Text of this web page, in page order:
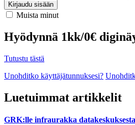
Kirjaudu sisään
Muista minut
Hyödynnä 1kk/0€
Tutustu tästä
Unohditko käyttäjätunnuksesi?
Luetuimmat artikkelit
GRK:lle infraurakka